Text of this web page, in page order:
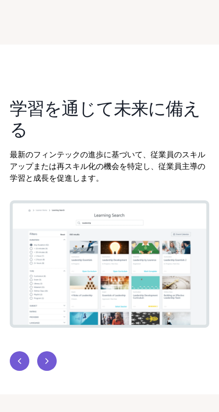
学習を通じて未来に備え
る
最新のフィンテックの進歩に基づいて、従業員のスキル
アップまたは再スキル化の機会を特定し、従業員主導の
学習と成長を促進します。